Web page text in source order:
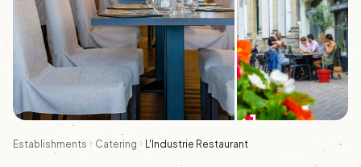
+1
Establishments Catering L'Industrie Restaurant